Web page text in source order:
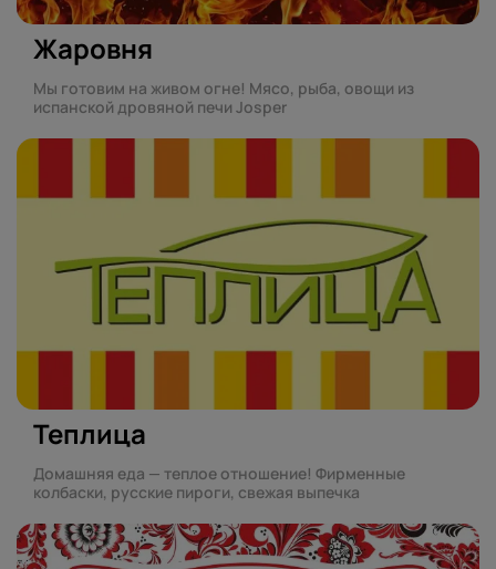
Жаровня
Мы готовим на живом огне! Мясо, рыба, овощи из
испанской дровяной печи Josper
Теплица
Домашняя еда — теплое отношение! Фирменные
колбаски, русские пироги, свежая выпечка